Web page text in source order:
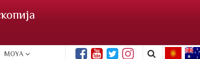
MOYA